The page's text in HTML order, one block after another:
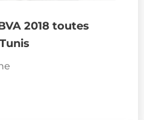
2018 toutes